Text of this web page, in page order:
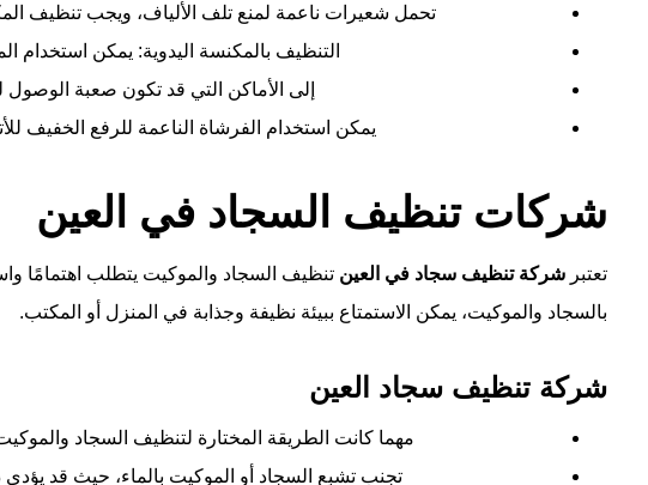
تحمل شعيرات ناعمة لمنع تلف الألياف، ويجب تنظيف
التنظيف بالمكنسة اليدوية: يمكن استخدام
إلى الأماكن التي قد تكون صعبة الوصول
يمكن استخدام الفرشاة الناعمة للرفع الخفيف
شركات تنظيف السجاد في العين
تعتبر شركة تنظيف سجاد في العين تنظيف السجاد والموكيت يتطلب اهتمامًا
بالسجاد والموكيت، يمكن الاستمتاع ببيئة نظيفة وجذابة في المنزل أو المكتب.
شركة تنظيف سجاد العين
مهما كانت الطريقة المختارة لتنظيف السجاد والموكيت،
تجنب تشبع السجاد أو الموكيت بالماء، حيث قد يؤدي